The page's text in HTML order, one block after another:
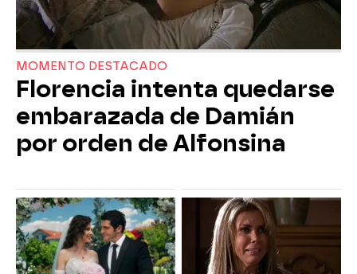
MOMENTO DESTACADO
Florencia intenta quedarse
embarazada de Damián
por orden de Alfonsina